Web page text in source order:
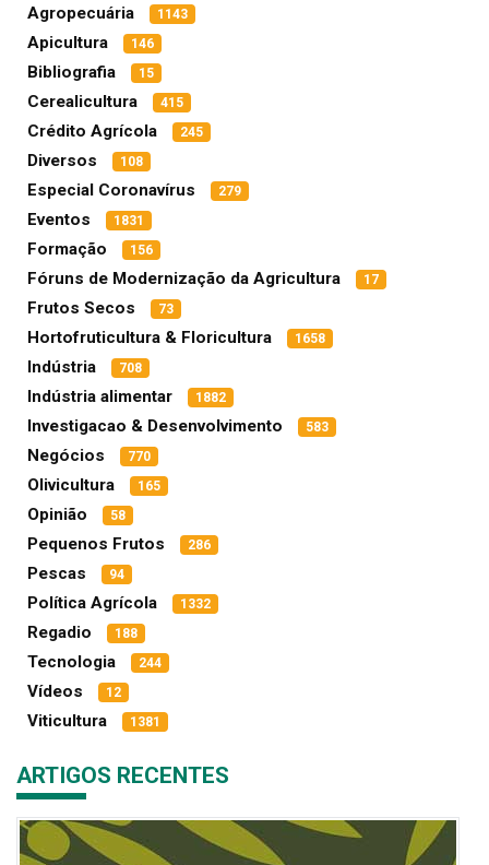
Agropecuária 1143
Apicultura 146
Bibliografia 15
Cerealicultura 415
Crédito Agrícola 245
Diversos 108
Especial Coronavírus 279
Eventos 1831
Formação 156
Fóruns de Modernização da Agricultura 17
Frutos Secos 73
Hortofruticultura & Floricultura 1658
Indústria 708
Indústria alimentar 1882
Investigacao & Desenvolvimento 583
Negócios 770
Olivicultura 165
Opinião 58
Pequenos Frutos 286
Pescas 94
Política Agrícola 1332
Regadio 188
Tecnologia 244
Vídeos 12
Viticultura 1381
ARTIGOS RECENTES